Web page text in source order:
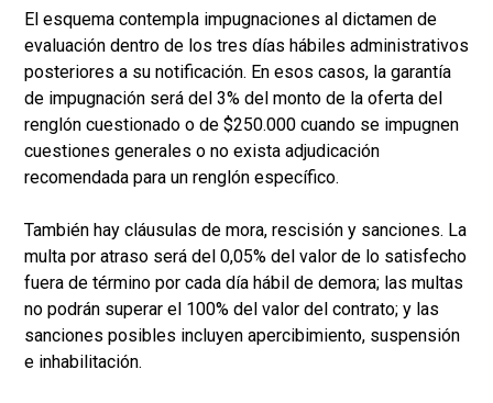
El esquema contempla impugnaciones al dictamen de
evaluación dentro de los tres días hábiles administrativos
posteriores a su notificación. En esos casos, la garantía
de impugnación será del 3% del monto de la oferta del
renglón cuestionado o de $250.000 cuando se impugnen
cuestiones generales o no exista adjudicación
recomendada para un renglón específico.
También hay cláusulas de mora, rescisión y sanciones. La
multa por atraso será del 0,05% del valor de lo satisfecho
fuera de término por cada día hábil de demora; las multas
no podrán superar el 100% del valor del contrato; y las
sanciones posibles incluyen apercibimiento, suspensión
e inhabilitación.